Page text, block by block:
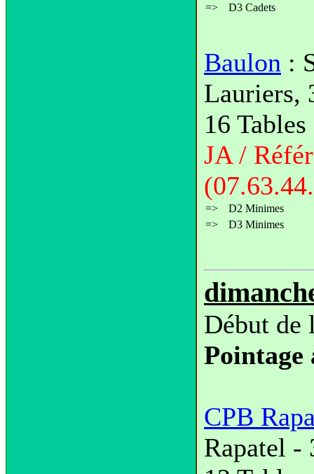
=> D3 Cadets
Baulon :
Lauriers,
16 Tables
JA /
=>
D2 Minimes
=>
D3 Minimes
Début de
Pointage
CPB
Rapatel -